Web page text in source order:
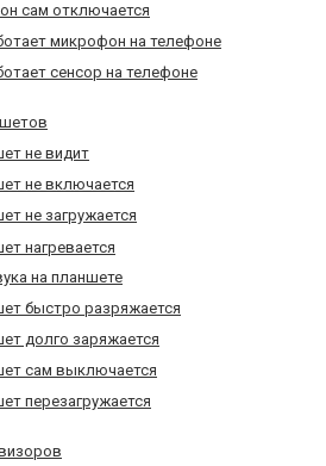
сам отключается
микрофон на телефоне
сенсор на телефоне
не видит
не включается
не загружается
нагревается
на планшете
быстро разряжается
долго заряжается
сам выключается
перезагружается